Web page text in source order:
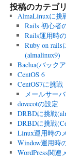
投稿のカテゴ
AlmaLinuxに挑
Rails 初心者
Rails運用時
Ruby on rails
(almalinux9)
Baclua(バック
CentOS 6
CentOS7に挑戦
メールサー
dovecotの設定
DRBDに挑戦
DRBDに挑戦
Linux運用時の
Window運用時
WordPress関連